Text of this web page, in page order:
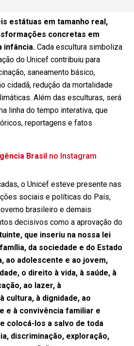
estátuas em tamanho real,
concretas em
infância. Cada escultura simboliza
do Unicef contribuiu para
saneamento básico,
cidadã, redução da mortalidade
Além das esculturas, será
linha do tempo interativa, que
reportagens e fatos
Brasil no Instagram
o Unicef esteve presente nas
sociais e políticas do País,
brasileiro e demais
decisivos como a aprovação do
que inseriu na nossa lei
da sociedade e do Estado
ao adolescente e ao jovem,
o direito à vida, à saúde, à
ao lazer, à
cultura, à dignidade, ao
e à convivência familiar e
colocá-los a salvo de toda
discriminação, exploração,